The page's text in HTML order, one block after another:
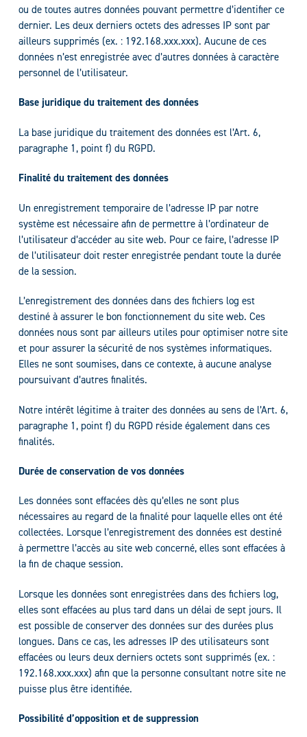
ou de toutes autres données pouvant permettre d’identifier ce
dernier. Les deux derniers octets des adresses IP sont par
ailleurs supprimés (ex. : 192.168.xxx.xxx). Aucune de ces
données n’est enregistrée avec d’autres données à caractère
personnel de l’utilisateur.
Base juridique du traitement des données
La base juridique du traitement des données est l’Art. 6,
paragraphe 1, point f) du RGPD.
Finalité du traitement des données
Un enregistrement temporaire de l’adresse IP par notre
système est nécessaire afin de permettre à l’ordinateur de
l’utilisateur d’accéder au site web. Pour ce faire, l’adresse IP
de l’utilisateur doit rester enregistrée pendant toute la durée
de la session.
L’enregistrement des données dans des fichiers log est
destiné à assurer le bon fonctionnement du site web. Ces
données nous sont par ailleurs utiles pour optimiser notre site
et pour assurer la sécurité de nos systèmes informatiques.
Elles ne sont soumises, dans ce contexte, à aucune analyse
poursuivant d’autres finalités.
Notre intérêt légitime à traiter des données au sens de l’Art. 6,
paragraphe 1, point f) du RGPD réside également dans ces
finalités.
Durée de conservation de vos données
Les données sont effacées dès qu’elles ne sont plus
nécessaires au regard de la finalité pour laquelle elles ont été
collectées. Lorsque l’enregistrement des données est destiné
à permettre l’accès au site web concerné, elles sont effacées à
la fin de chaque session.
Lorsque les données sont enregistrées dans des fichiers log,
elles sont effacées au plus tard dans un délai de sept jours. Il
est possible de conserver des données sur des durées plus
longues. Dans ce cas, les adresses IP des utilisateurs sont
effacées ou leurs deux derniers octets sont supprimés (ex. :
192.168.xxx.xxx) afin que la personne consultant notre site ne
puisse plus être identifiée.
Possibilité d’opposition et de suppression